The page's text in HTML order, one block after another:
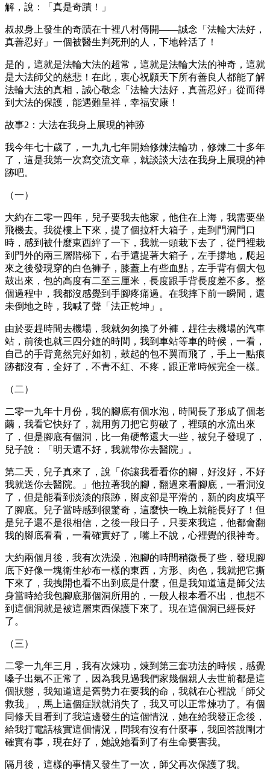
解，說：「真是奇蹟！」
叔叔身上發生的奇蹟在十裡八村傳開——誠念「法輪大法好，
真善忍好」一個被醫生判死刑的人，下地幹活了！
是的，這就是法輪大法的超常，這就是法輪大法的神奇，這就
是大法師父的慈悲！在此，衷心祝願天下所有善良人都能了解
法輪大法的真相，誠心敬念「法輪大法好，真善忍好」從而得
到大法的保護，能遇難呈祥，幸福安康！
故事2 ：大法在我身上展現的神跡
我今年七十歲了，一九九七年開始修煉法輪功，修煉二十多年
了，這是我第一次寫交流文章，就談談大法在我身上展現的神
跡吧。
（一）
大約在二零一四年，兒子要我去他家，他住在上海，我需要坐
飛機去。我從樓上下來，提了個拉杆大箱子，走到門洞門口
時，感到被什麼東西絆了一下，我就一頭栽下去了，從門裡栽
到門外的兩三層階梯下，右手還提著大箱子，左手撐地，爬起
來之後發現穿的白色褲子，膝蓋上有些血點，左手背有個大包
鼓出來，包的高度有二至三厘米，長度跟手背長度差不多。整
個過程中，我都沒感覺到手腳疼痛過。在我摔下前一瞬間，還
未倒地之時，我喊了聲「法正乾坤」。
由於要趕時間去機場，我就匆匆換了外褲，趕往去機場的汽車
站，前後也就三四分鐘的時間，我到車站等車的時候，一看，
自己的手背竟然完好如初，鼓起的包不翼而飛了，手上一點痕
跡都沒有，全好了，不青不紅、不疼，跟正常時候完全一樣。
（二）
二零一九年十月份，我的腳底有個水泡，時間長了形成了個老
繭，我看它快好了，就用剪刀把它剪破了，裡頭的水流出來
了，但是腳底有個洞，比一角硬幣還大一些，被兒子發現了，
兒子說：「明天還不好，我就帶你去醫院」。
第二天，兒子真來了，說「你讓我看看你的腳，好沒好，不好
我就送你去醫院。」他拉著我的腳，翻過來看腳底，一看洞沒
了，但是能看到淡淡的痕跡，腳皮卻是平滑的，新的肉皮填平
了腳底。兒子當時感到很驚奇，這麼快一晚上就能長好了！但
是兒子還不是很相信，之後一段日子，只要來我這，他都會翻
我的腳底看看，一看確實好了，嘴上不說，心裡覺的很神奇。
大約兩個月後，我有次洗澡，泡腳的時間稍微長了些，發現腳
底下好像一塊衛生紗布一樣的東西，方形、肉色，我就把它撕
下來了，我拽開也看不出到底是什麼，但是我知道這是師父法
身當時給我包腳底那個洞所用的，一般人根本看不出，也想不
到這個洞就是被這層東西保護下來了。現在這個洞已經長好
了。
（三）
二零一九年三月，我有次煉功，煉到第三套功法的時候，感覺
嗓子出氣不正常了，因為我見過我們家幾個親人去世前都是這
個狀態，我知道這是舊勢力在要我的命，我就在心裡說「師父
救我」，馬上這個症狀就消失了，我又可以正常煉功了。有個
同修天目看到了我這邊發生的這個情況，她在給我發正念後，
給我打電話核實這個情況，問我有沒有什麼事，我回答說剛才
確實有事，現在好了，她說她看到了有生命要害我。
隔月後，這樣的事情又發生了一次，師父再次保護了我。